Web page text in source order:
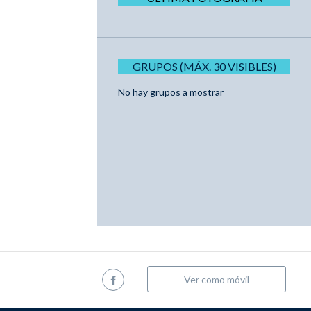
GRUPOS (MÁX. 30 VISIBLES)
No hay grupos a mostrar